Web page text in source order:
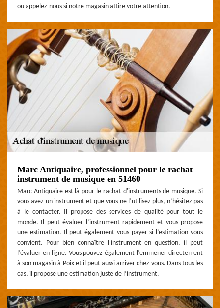
ou appelez-nous si notre magasin attire votre attention.
Marc Antiquaire, professionnel pour le rachat
instrument de musique en 51460
Marc Antiquaire est là pour le rachat d'instruments de musique. Si
vous avez un instrument et que vous ne l’utilisez plus, n’hésitez pas
à le contacter. Il propose des services de qualité pour tout le
monde. Il peut évaluer l’instrument rapidement et vous propose
une estimation. Il peut également vous payer si l’estimation vous
convient. Pour bien connaître l’instrument en question, il peut
l’évaluer en ligne. Vous pouvez également l’emmener directement
à son magasin à Poix et il peut aussi arriver chez vous. Dans tous les
cas, il propose une estimation juste de l’instrument.